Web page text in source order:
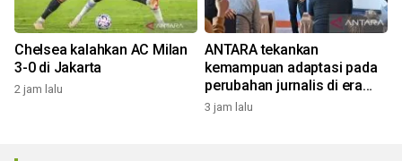
Chelsea kalahkan AC Milan
3-0 di Jakarta
2 jam lalu
ANTARA tekankan
kemampuan adaptasi pada
perubahan jurnalis di era
digital
3 jam lalu